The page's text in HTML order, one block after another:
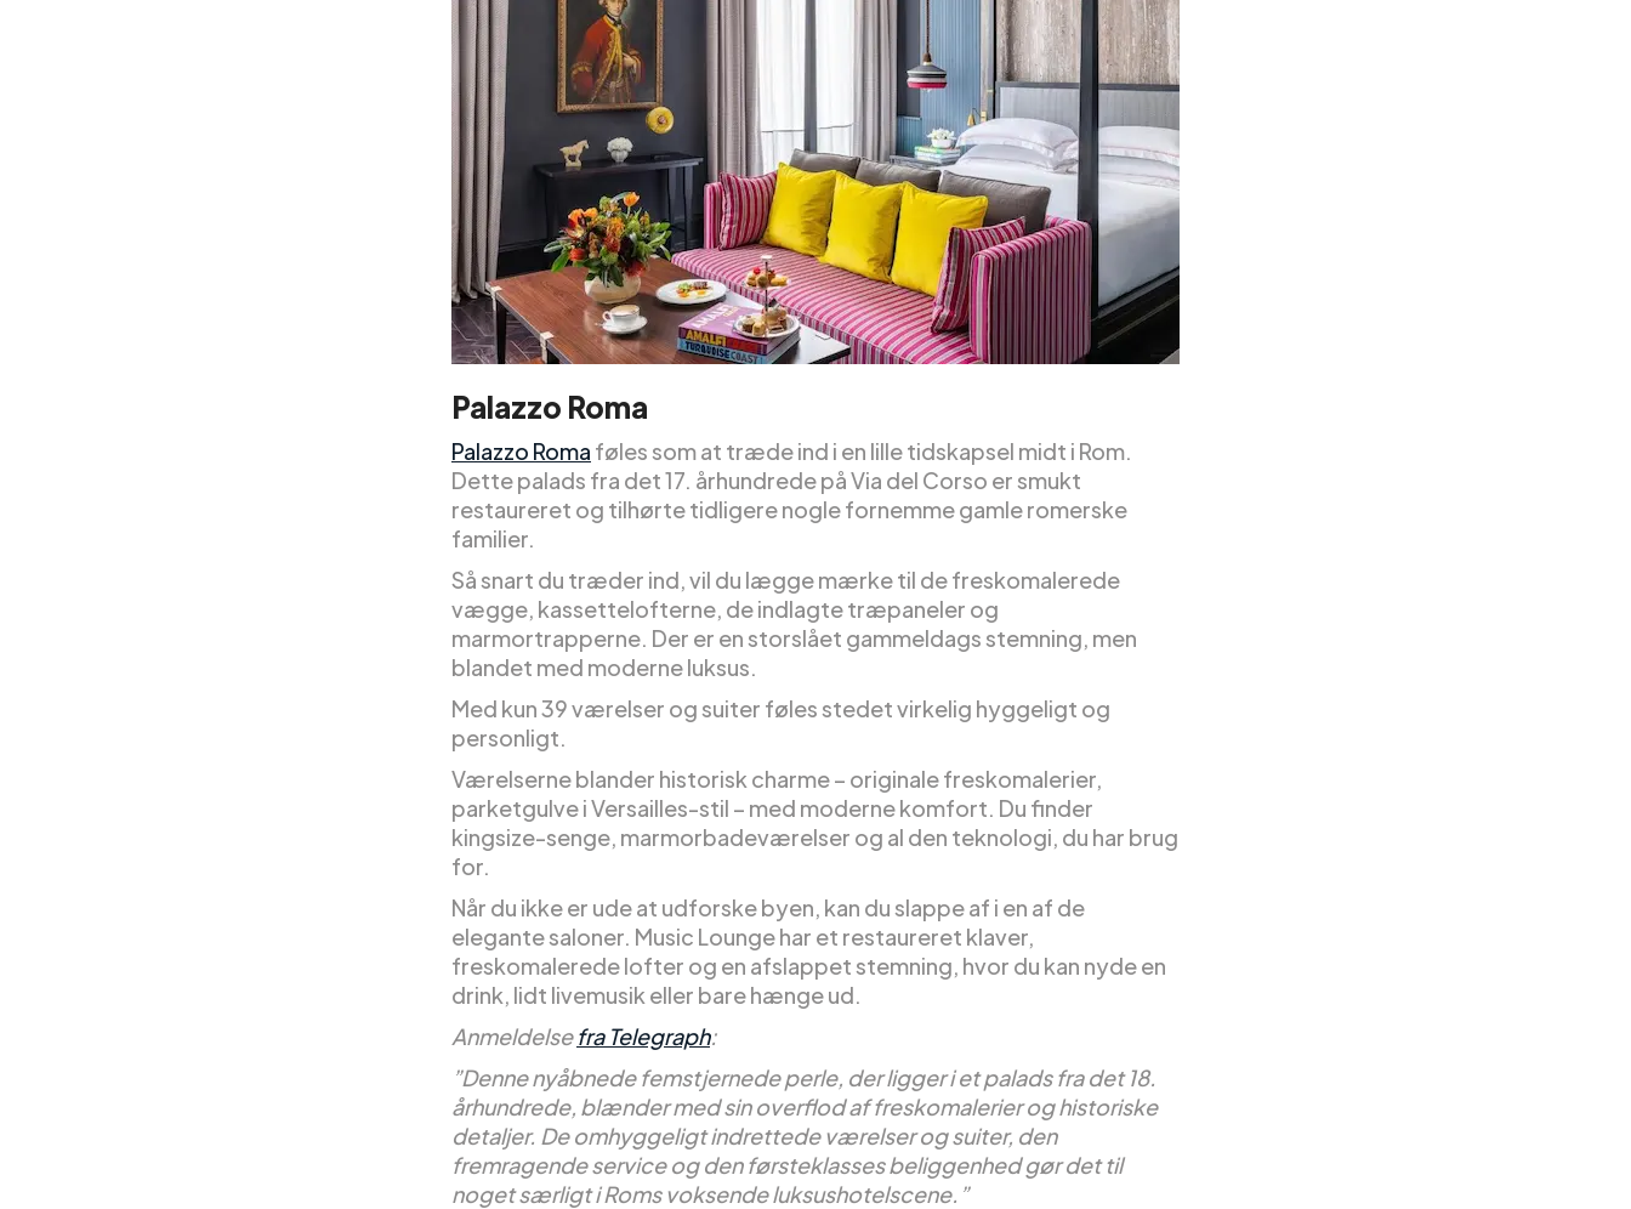
Palazzo Roma
Palazzo Roma føles som at træde ind i en lille tidskapsel midt i Rom.
Dette palads fra det 17. århundrede på Via del Corso er smukt
restaureret og tilhørte tidligere nogle fornemme gamle romerske
familier.
Så snart du træder ind, vil du lægge mærke til de freskomalerede
vægge, kassettelofterne, de indlagte træpaneler og
marmortrapperne. Der er en storslået gammeldags stemning, men
blandet med moderne luksus.
Med kun 39 værelser og suiter føles stedet virkelig hyggeligt og
personligt.
Værelserne blander historisk charme – originale freskomalerier,
parketgulve i Versailles-stil – med moderne komfort. Du finder
kingsize-senge, marmorbadeværelser og al den teknologi, du har brug
for.
Når du ikke er ude at udforske byen, kan du slappe af i en af de
elegante saloner. Music Lounge har et restaureret klaver,
freskomalerede lofter og en afslappet stemning, hvor du kan nyde en
drink, lidt livemusik eller bare hænge ud.
Anmeldelsefra Telegraph:
”Denne nyåbnede femstjernede perle, der ligger i et palads fra det 18.
århundrede, blænder med sin overflod af freskomalerier og historiske
detaljer. De omhyggeligt indrettede værelser og suiter, den
fremragende service og den førsteklasses beliggenhed gør det til
noget særligt i Roms voksende luksushotelscene.”